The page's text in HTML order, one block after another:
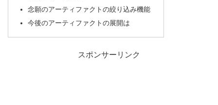
念願のアーティファクトの絞り込み機能
今後のアーティファクトの展開は
スポンサーリンク